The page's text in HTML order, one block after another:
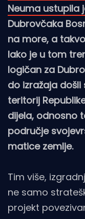
Neuma ustupila
Dubrovčaka
na more, a
Iako je u tom
logičan za
do izražaja
teritorij
dijela, odnosno
područje
matice zemlje.
Tim više,
ne samo
projekt